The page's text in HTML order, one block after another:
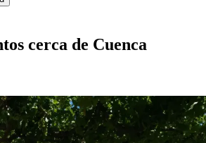
cerca de Cuenca